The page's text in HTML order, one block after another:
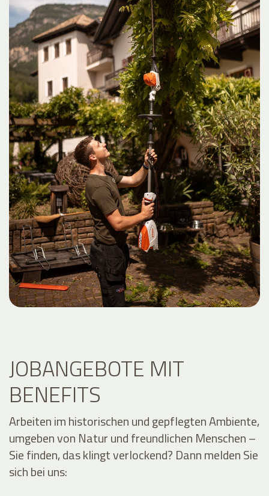
JOBANGEBOTE MIT
BENEFITS
Arbeiten im historischen und gepflegten Ambiente,
umgeben von Natur und freundlichen Menschen –
Sie finden, das klingt verlockend? Dann melden Sie
sich bei uns: